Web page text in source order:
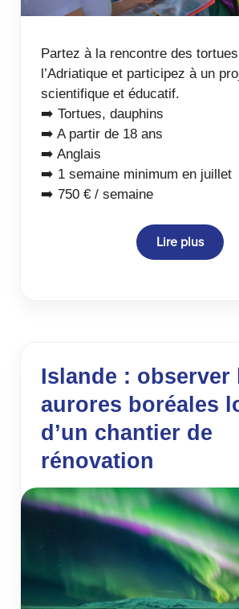
Partez à la rencontre des
l’Adriatique et participez à un
scientifique et éducatif.
➡️ Tortues, dauphins
➡️ A partir de 18 ans
➡️ Anglais
➡️ 1 semaine minimum en juillet
➡️ 750 € / semaine
Lire plus
Islande : observer
aurores boréales
d’un chantier de
rénovation